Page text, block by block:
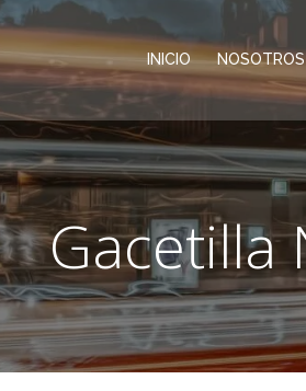
INICIO NOSOTROS
Gacetilla